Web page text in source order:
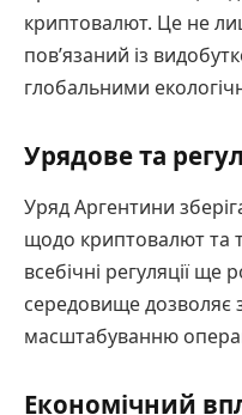
криптовалют. Це не
пов’язаний із
глобальними
Урядове та
Уряд Аргентини
щодо криптовалют та
всебічні регуляції
середовище дозволяє
масштабуванню
Економічний